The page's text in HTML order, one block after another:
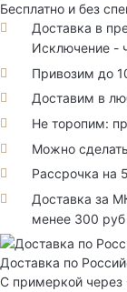
Бесплатно и без
Доставка в
Исключение -
Привозим до
Доставим в
Не торопим:
Можно
Рассрочка на
Доставка за
менее 300 руб
Доставка по
С примеркой